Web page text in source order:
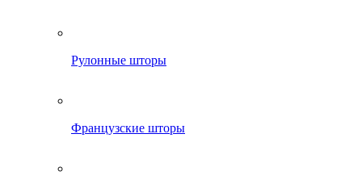
Рулонные шторы
Французские шторы